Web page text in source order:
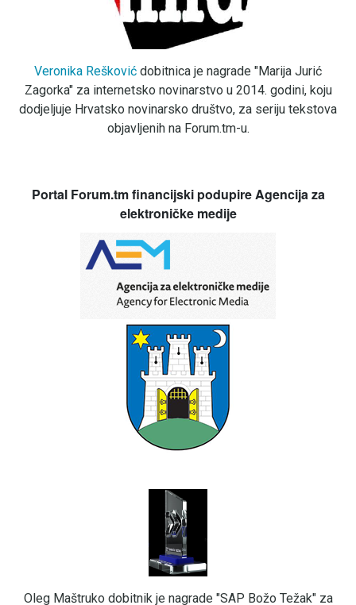
Veronika Rešković dobitnica je nagrade "Marija Jurić
Zagorka" za internetsko novinarstvo u 2014. godini, koju
dodjeljuje Hrvatsko novinarsko društvo, za seriju tekstova
objavljenih na Forum.tm-u.
Portal Forum.tm financijski podupire Agencija za
elektroničke medije
Oleg Maštruko dobitnik je nagrade "SAP Božo Težak" za